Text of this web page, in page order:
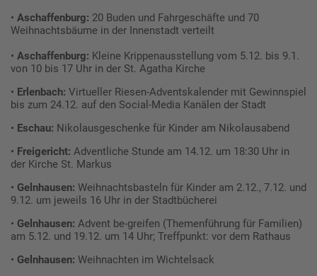
• Aschaffenburg: 20 Buden und Fahrgeschäfte und 70
Weihnachtsbäume in der Innenstadt verteilt
• Aschaffenburg: Kleine Krippenausstellung vom 5.12. bis 9.1.
von 10 bis 17 Uhr in der St. Agatha Kirche
• Erlenbach: Virtueller Riesen-Adventskalender mit Gewinnspiel
bis zum 24.12. auf den Social-Media Kanälen der Stadt
• Eschau: Nikolausgeschenke für Kinder am Nikolausabend
• Freigericht: Adventliche Stunde am 14.12. um 18:30 Uhr in
der Kirche St. Markus
• Gelnhausen: Weihnachtsbasteln für Kinder am 2.12., 7.12. und
9.12. um jeweils 16 Uhr in der Stadtbücherei
• Gelnhausen: Advent be-greifen (Themenführung für Familien)
am 5.12. und 19.12. um 14 Uhr; Treffpunkt: vor dem Rathaus
• Gelnhausen: Weihnachten im Wichtelsack